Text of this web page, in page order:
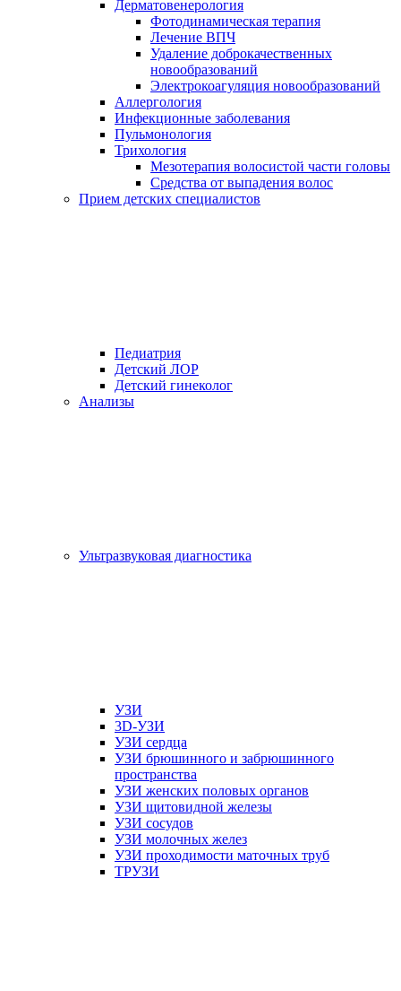
Дерматовенерология
Фотодинамическая терапия
Лечение ВПЧ
Удаление доброкачественных
новообразований
Электрокоагуляция новообразований
Аллергология
Инфекционные заболевания
Пульмонология
Трихология
Мезотерапия волосистой части головы
Средства от выпадения волос
Прием детских специалистов
Педиатрия
Детский ЛОР
Детский гинеколог
Анализы
Ультразвуковая диагностика
УЗИ
3D-УЗИ
УЗИ сердца
УЗИ брюшинного и забрюшинного
пространства
УЗИ женских половых органов
УЗИ щитовидной железы
УЗИ сосудов
УЗИ молочных желез
УЗИ проходимости маточных труб
ТРУЗИ